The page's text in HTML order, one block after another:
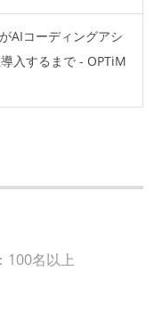
AIコーディングアシ
入するまで - OPTiM
100名以上